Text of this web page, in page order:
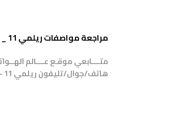
مراجعة مواصفات ريلمي 11 _ Realme 11
متــــابعي موقـع عــــالم
هاتف/جوال/تليفونريلمي 11 - Realme 11.